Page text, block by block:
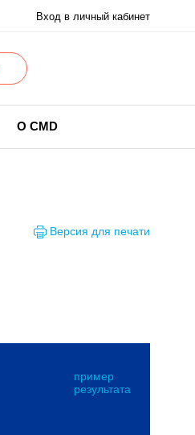
Вход в личный кабинет
О CMD
Версия для печати
пример
результата